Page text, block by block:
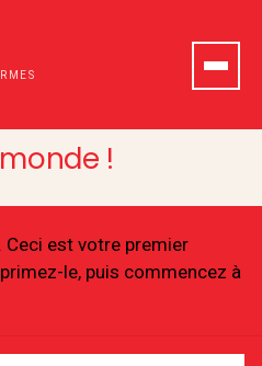
!
Ceci est votre premier
le, puis commencez à